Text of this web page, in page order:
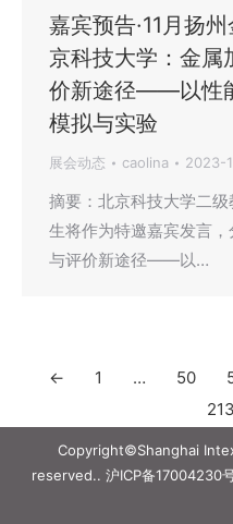
嘉宾预告·11月扬
京科技大学：金属
价新途径——以性
模拟与实验
展会动态 caolina 2023-
摘要：北京科技大学二
生将作为特邀嘉宾发言
与评价新途径——以…
← 1 … 50
213
Copyright©Shanghai
reserved.. 沪ICP备17004230